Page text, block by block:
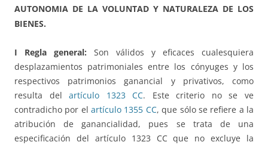
AUTONOMIA DE LA VOLUNTAD Y NATURALEZA DE LOS
BIENES.
I Regla general: Son válidos y eficaces cualesquiera
desplazamientos patrimoniales entre los cónyuges y los
respectivos patrimonios ganancial y privativos, como
resulta delartículo 1323 CC. Este criterio no se ve
contradicho por elartículo 1355 CC, que sólo se refiere a la
atribución de ganancialidad, pues se trata de una
especificación del artículo 1323 CC que no excluye la